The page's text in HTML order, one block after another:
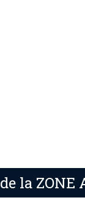
la ZONE